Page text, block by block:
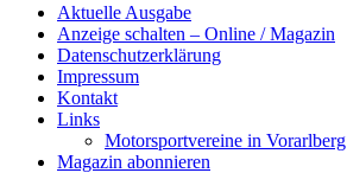
Aktuelle Ausgabe
Anzeige schalten – Online / Magazin
Datenschutzerklärung
Impressum
Kontakt
Links
Motorsportvereine in Vorarlberg
Magazin abonnieren